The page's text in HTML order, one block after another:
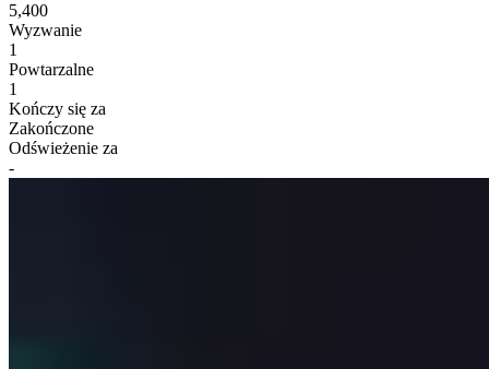
5,400
Wyzwanie
1
Powtarzalne
1
Kończy się za
Zakończone
Odświeżenie za
-